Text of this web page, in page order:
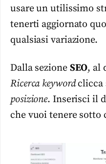
usare un utilissimo
tenerti aggiornato
qualsiasi variazione.
Dalla sezione SEO, al
Ricerca keywordclicca
posizione. Inserisci il
che vuoi tenere sotto